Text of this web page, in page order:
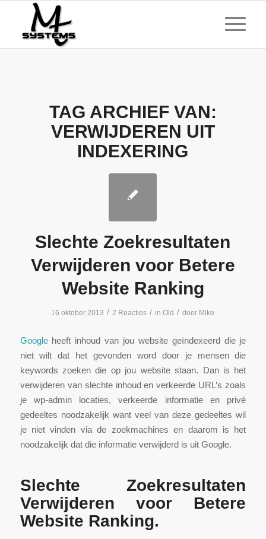
TAG ARCHIEF VAN:
VERWIJDEREN UIT
INDEXERING
Slechte Zoekresultaten
Verwijderen voor Betere
Website Ranking
16 oktober 2013 / 2 Reacties / inOld / door Mike
Googleheeft inhoud van jou website geïndexeerd die je
niet wilt dat het gevonden word door je mensen die
keywords zoeken die op jou website staan. Dan is het
verwijderen van slechte inhoud en verkeerde URL’s zoals
je wp-admin locaties, verkeerde informatie en privé
gedeeltes noodzakelijk want veel van deze gedeeltes wil
je niet vinden via de zoekmachines en daarom is het
noodzakelijk dat die informatie verwijderd is uit Google.
Slechte Zoekresultaten
Verwijderen voor Betere
Website Ranking.